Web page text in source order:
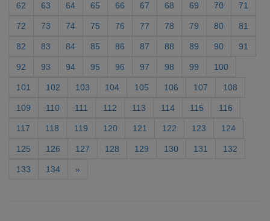
62 63 64 65 66 67 68 69 70 71
72 73 74 75 76 77 78 79 80 81
82 83 84 85 86 87 88 89 90 91
92 93 94 95 96 97 98 99 100
101 102 103 104 105 106 107 108
109 110 111 112 113 114 115 116
117 118 119 120 121 122 123 124
125 126 127 128 129 130 131 132
133 134 »